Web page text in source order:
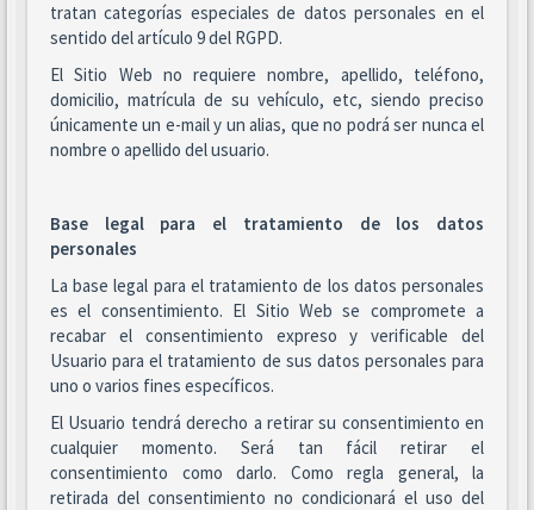
tratan categorías especiales de datos personales en el
sentido del artículo 9 del RGPD.
El Sitio Web no requiere nombre, apellido, teléfono,
domicilio, matrícula de su vehículo, etc, siendo preciso
únicamente un e-mail y un alias, que no podrá ser nunca el
nombre o apellido del usuario.
Base legal para el tratamiento de los datos
personales
La base legal para el tratamiento de los datos personales
es el consentimiento. El Sitio Web se compromete a
recabar el consentimiento expreso y verificable del
Usuario para el tratamiento de sus datos personales para
uno o varios fines específicos.
El Usuario tendrá derecho a retirar su consentimiento en
cualquier momento. Será tan fácil retirar el
consentimiento como darlo. Como regla general, la
retirada del consentimiento no condicionará el uso del